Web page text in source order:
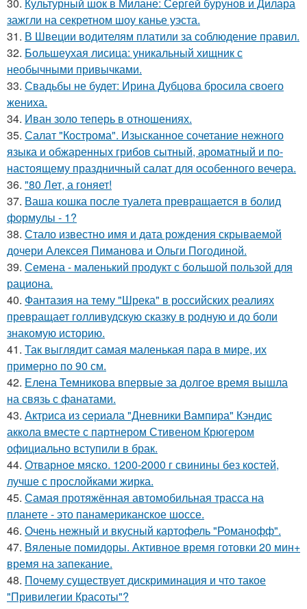
зажгли на секретном шоу канье уэста.
31. В Швеции водителям платили за соблюдение правил.
32. Большеухая лисица: уникальный хищник с
необычными привычками.
33. Свадьбы не будет: Ирина Дубцова бросила своего
жениха.
34. Иван золо теперь в отношениях.
35. Салат "Кострома". Изысканное сочетание нежного
языка и обжаренных грибов сытный, ароматный и по-
настоящему праздничный салат для особенного вечера.
36. "80 Лет, а гоняет!
37. Ваша кошка после туалета превращается в болид
формулы - 1?
38. Стало известно имя и дата рождения скрываемой
дочери Алексея Пиманова и Ольги Погодиной.
39. Семена - маленький продукт с большой пользой для
рациона.
40. Фантазия на тему "Шрека" в российских реалиях
превращает голливудскую сказку в родную и до боли
знакомую историю.
41. Так выглядит самая маленькая пара в мире, их
примерно по 90 см.
42. Елена Темникова впервые за долгое время вышла
на связь с фанатами.
43. Актриса из сериала "Дневники Вампира" Кэндис
аккола вместе с партнером Стивеном Крюгером
официально вступили в брак.
44. Отварное мяско. 1200-2000 г свинины без костей,
лучше с прослойками жирка.
45. Самая протяжённая автомобильная трасса на
планете - это панамериканское шоссе.
46. Очень нежный и вкусный картофель "Романофф".
47. Вяленые помидоры. Активное время готовки 20 мин+
время на запекание.
48. Почему существует дискриминация и что такое
"Привилегии Красоты"?